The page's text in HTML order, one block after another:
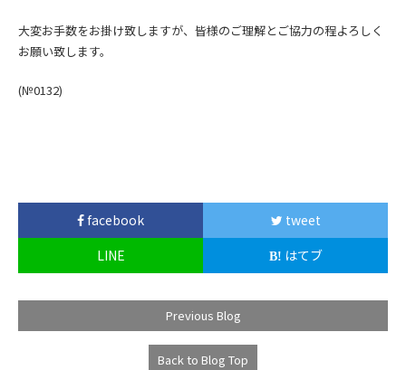
大変お手数をお掛け致しますが、皆様のご理解とご協力の程よろしく
お願い致します。
(№0132)
facebook
tweet
LINE
はてブ
Previous Blog
Back to Blog Top